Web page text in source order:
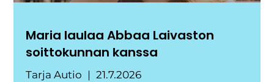
Maria laulaa Abbaa Laivaston
soittokunnan kanssa
Tarja Autio 21.7.2026